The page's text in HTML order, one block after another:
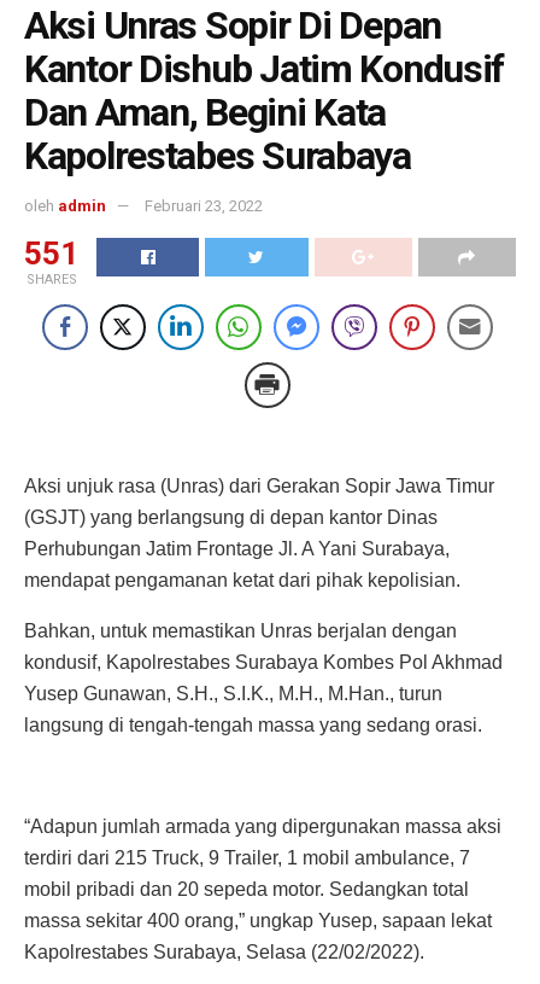
Aksi Unras Sopir Di Depan
Kantor Dishub Jatim Kondusif
Dan Aman, Begini Kata
Kapolrestabes Surabaya
oleh admin Februari 23, 2022
551
SHARES
Aksi unjuk rasa (Unras) dari Gerakan Sopir Jawa Timur
(GSJT) yang berlangsung di depan kantor Dinas
Perhubungan Jatim Frontage Jl. A Yani Surabaya,
mendapat pengamanan ketat dari pihak kepolisian.
Bahkan, untuk memastikan Unras berjalan dengan
kondusif, Kapolrestabes Surabaya Kombes Pol Akhmad
Yusep Gunawan, S.H., S.I.K., M.H., M.Han., turun
langsung di tengah-tengah massa yang sedang orasi.
“Adapun jumlah armada yang dipergunakan massa aksi
terdiri dari 215 Truck, 9 Trailer, 1 mobil ambulance, 7
mobil pribadi dan 20 sepeda motor. Sedangkan total
massa sekitar 400 orang,” ungkap Yusep, sapaan lekat
Kapolrestabes Surabaya, Selasa (22/02/2022).